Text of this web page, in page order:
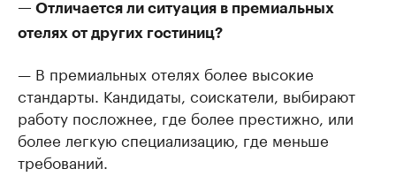
— Отличается ли ситуация в премиальных
отелях от других гостиниц?
— В премиальных отелях более высокие
стандарты. Кандидаты, соискатели, выбирают
работу посложнее, где более престижно, или
более легкую специализацию, где меньше
требований.